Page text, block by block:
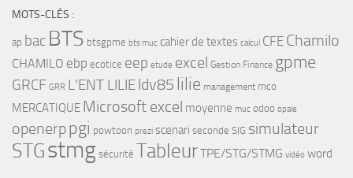
MOTS-CLÉS :
ap bac BTS btsgpme bts muc cahier de textes calcul CFE Chamilo
CHAMILO ebp ecotice eep etude excel Gestion Finance gpme
GRCF GRR L'ENT LILIEldv85 lilie management mco
MERCATIQUE Microsoft excel moyenne muc odoo opale
openerppgi powtoon prezi scenari seconde SIG simulateur
STGstmg sécurité TableurTPE/STG/STMG vidéo word